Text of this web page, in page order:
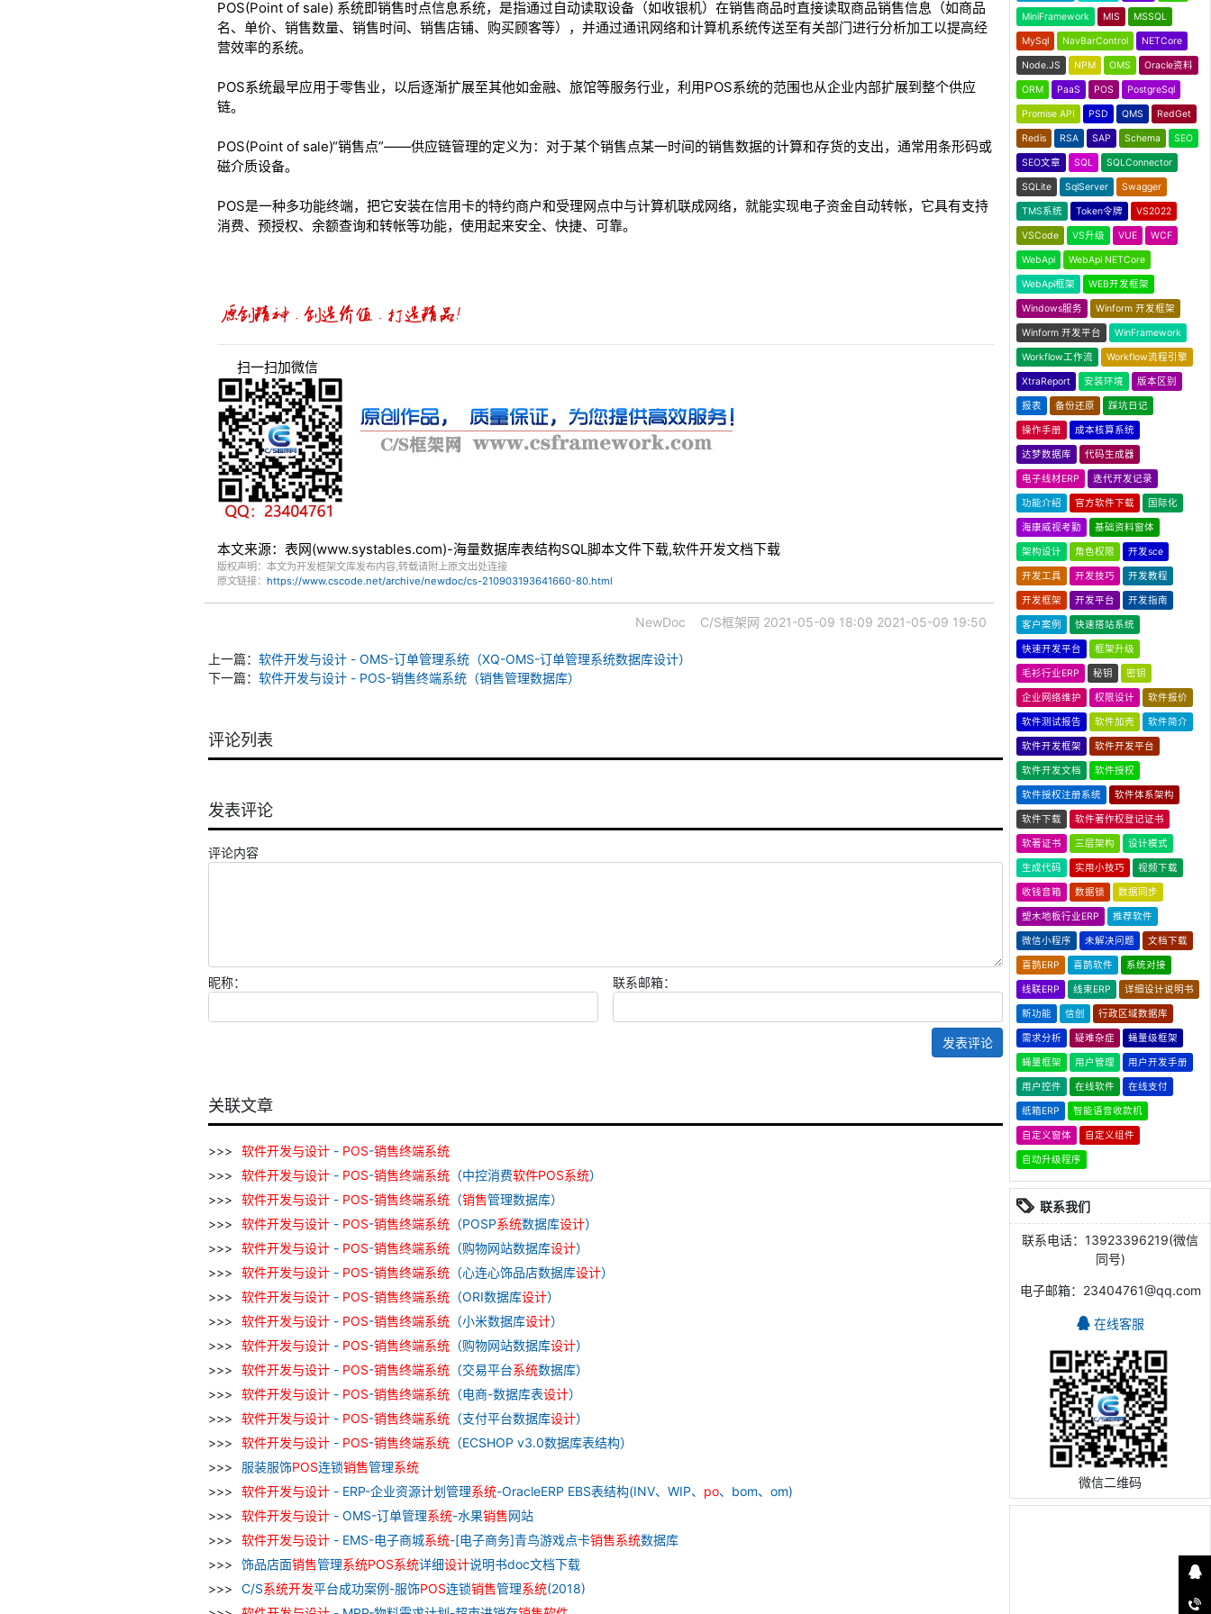
POS(Point of sale) 系统即销售时点信息系统，是指通过自动读取设备（如收银机）在销售商品时直接读取商品销售信息（如商品
名、单价、销售数量、销售时间、销售店铺、购买顾客等），并通过通讯网络和计算机系统传送至有关部门进行分析加工以提高经
营效率的系统。
POS系统最早应用于零售业，以后逐渐扩展至其他如金融、旅馆等服务行业，利用POS系统的范围也从企业内部扩展到整个供应
链。
POS(Point of sale)“销售点”——供应链管理的定义为：对于某个销售点某一时间的销售数据的计算和存货的支出，通常用条形码或
磁介质设备。
POS是一种多功能终端，把它安装在信用卡的特约商户和受理网点中与计算机联成网络，就能实现电子资金自动转帐，它具有支持
消费、预授权、余额查询和转帐等功能，使用起来安全、快捷、可靠。
扫一扫加微信
本文来源：表网(www.systables.com)-海量数据库表结构SQL脚本文件下载,软件开发文档下载
版权声明：本文为开发框架文库发布内容,转载请附上原文出处连接
原文链接： https://www.cscode.net/archive/newdoc/cs-210903193641660-80.html
NewDoc C/S框架网 2021-05-09 18:09 2021-05-09 19:50
上一篇： 软件开发与设计 - OMS-订单管理系统（XQ-OMS-订单管理系统数据库设计）
下一篇： 软件开发与设计 - POS-销售终端系统（销售管理数据库）
评论列表
发表评论
评论内容
昵称： 联系邮箱：
发表评论
关联文章
软件开发与设计 - POS-销售终端系统
软件开发与设计 - POS-销售终端系统 （中控消费软件POS系统）
软件开发与设计 - POS-销售终端系统 （销售管理数据库）
软件开发与设计 - POS-销售终端系统 （POSP系统数据库设计）
软件开发与设计 - POS-销售终端系统 （购物网站数据库设计）
软件开发与设计 - POS-销售终端系统 （心连心饰品店数据库设计）
软件开发与设计 - POS-销售终端系统 （ORI数据库设计）
软件开发与设计 - POS-销售终端系统 （小米数据库设计）
软件开发与设计 - POS-销售终端系统 （购物网站数据库设计）
软件开发与设计 - POS-销售终端系统 （交易平台系统数据库）
软件开发与设计 - POS-销售终端系统 （电商-数据库表设计）
软件开发与设计 - POS-销售终端系统 （支付平台数据库设计）
软件开发与设计 - POS-销售终端系统 （ECSHOP v3.0数据库表结构）
服装服饰POS连锁销售管理系统
软件开发与设计 - ERP-企业资源计划管理系统-OracleERP EBS表结构(INV、WIP、 po、bom、om)
软件开发与设计 - OMS-订单管理系统-水果销售网站
软件开发与设计 - EMS-电子商城系统-[电子商务]青鸟游戏点卡销售系统数据库
饰品店面销售管理系统POS系统详细设计说明书doc文档下载
C/S系统开发平台成功案例-服饰POS连锁销售管理系统(2018)
MiniFramework MIS MSSQL
MySql NavBarControl NETCore
Node.JS NPM OMS Oracle资料
ORM PaaS POS PostgreSql
Promise API PSD QMS RedGet
Redis RSA SAP Schema SEO
SEO文章 SQL SQLConnector
SQLite SqlServer Swagger
TMS系统 Token令牌 VS2022
VSCode VS升级 VUE WCF
WebApi WebApi NETCore
WebApi框架 WEB开发框架
Windows服务 Winform 开发框架
Winform 开发平台 WinFramework
Workflow工作流 Workflow流程引擎
XtraReport 安装环境 版本区别
报表 备份还原 踩坑日记
操作手册 成本核算系统
达梦数据库 代码生成器
电子线材ERP 迭代开发记录
功能介绍 官方软件下载 国际化
海康威视考勤 基础资料窗体
架构设计 角色权限 开发sce
开发工具 开发技巧 开发教程
开发框架 开发平台 开发指南
客户案例 快速搭站系统
快速开发平台 框架升级
毛衫行业ERP 秘钥 密钥
企业网络维护 权限设计 软件报价
软件测试报告 软件加壳 软件简介
软件开发框架 软件开发平台
软件开发文档 软件授权
软件授权注册系统 软件体系架构
软件下载 软件著作权登记证书
软著证书 三层架构 设计模式
生成代码 实用小技巧 视频下载
收钱音箱 数据锁 数据同步
塑木地板行业ERP 推荐软件
微信小程序 未解决问题 文档下载
喜鹊ERP 喜鹊软件 系统对接
线联ERP 线束ERP 详细设计说明书
新功能 信创 行政区域数据库
需求分析 疑难杂症 蝇量级框架
蝇量框架 用户管理 用户开发手册
用户控件 在线软件 在线支付
纸箱ERP 智能语音收款机
自定义窗体 自定义组件
自动升级程序
联系我们
联系电话：13923396219(微信
同号)
电子邮箱：23404761@qq.com
在线客服
微信二维码